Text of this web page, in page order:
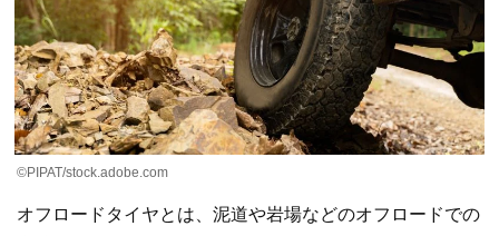
©PIPAT/stock.adobe.com
オフロードタイヤとは、泥道や岩場などのオフロードでの